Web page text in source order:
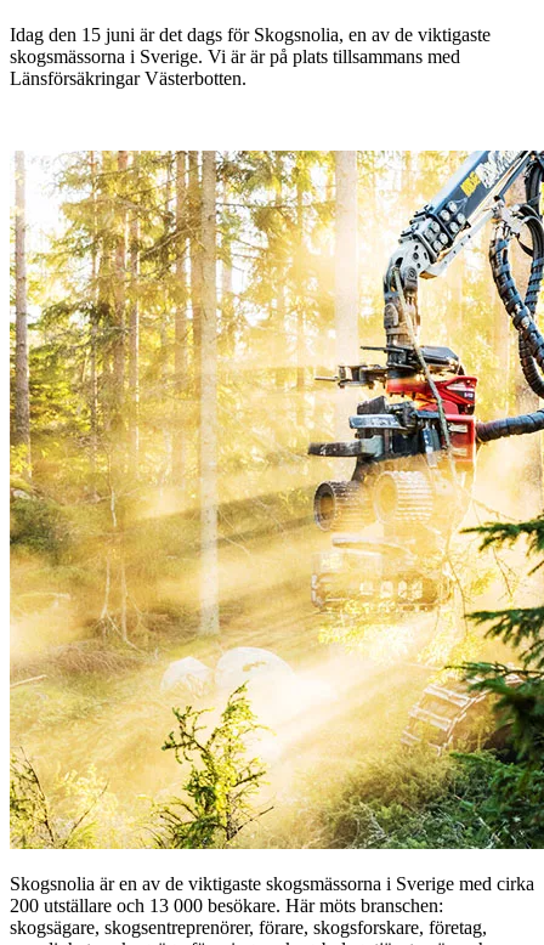
Idag den 15 juni är det dags för Skogsnolia, en av de viktigaste
skogsmässorna i Sverige. Vi är är på plats tillsammans med
Länsförsäkringar Västerbotten.
Skogsnolia är en av de viktigaste skogsmässorna i Sverige med cirka
200 utställare och 13 000 besökare. Här möts branschen:
skogsägare, skogsentreprenörer, förare, skogsforskare, företag,